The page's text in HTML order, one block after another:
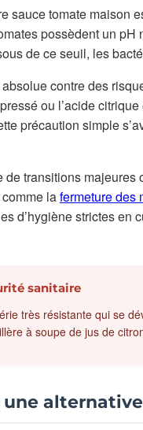
sauce tomate maison
possèdent un
de ce seuil, les
contre des
ou l’acide
précaution simple
de transitions
lafermeture des
d’hygiène strictes
sanitaire
très résistante qui se
à soupe de jus de
une